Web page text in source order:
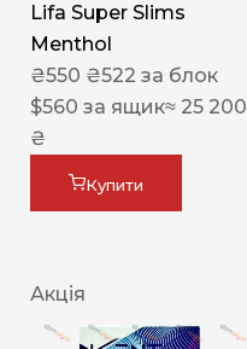
Lifa Super Slims
Menthol
₴550 ₴522 за блок
$560 за ящик≈ 25 200
₴
Купити
Акція